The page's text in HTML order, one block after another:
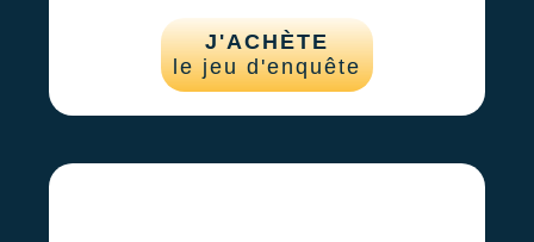
J'ACHÈTE
le jeu d'enquête